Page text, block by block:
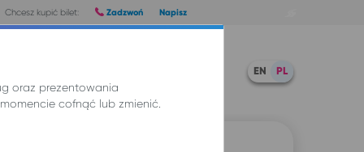
Chcesz kupić bilet: Zadzwoń Napisz
EN PL
oraz prezentowania
cofnąć lub zmienić.